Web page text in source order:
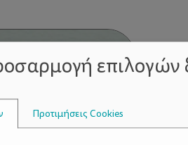
επιλογών
Προτιμήσεις Cookies